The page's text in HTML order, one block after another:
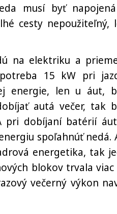
musí byť
cesty nepoužiteľný,
na elektriku a
15 kW pri
energie, len u áut,
autá večer, tak
pri dobíjaní batérií
spoľahnúť nedá.
energetika, tak
blokov trvala viac
večerný výkon